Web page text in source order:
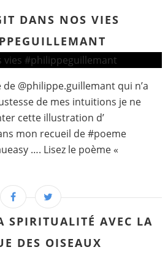
DANS NOS VIES
@philippe.guillemant qui n’a
de mes intuitions je ne
cette illustration d’
mon recueil de #poeme
…. Lisez le poème «
SPIRITUALITÉ AVEC LA
DES OISEAUX